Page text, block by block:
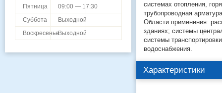
системах отопления,
трубопроводная
Области применения:
зданиях; системы
системы
водоснабжения.
Характеристики
Пятница
09:00 — 17:30
Суббота
Выходной
ВоскресеньеВыходной